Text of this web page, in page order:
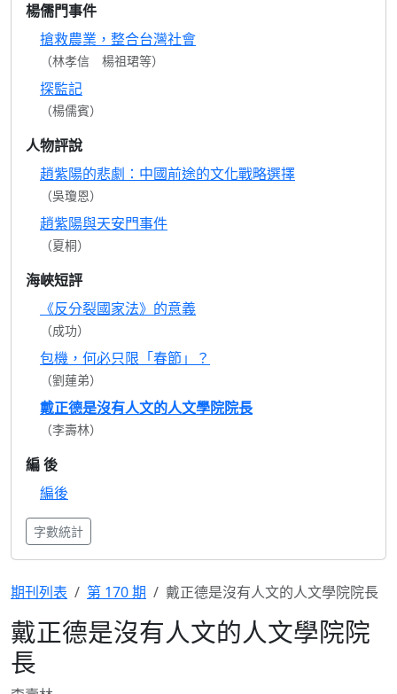
楊儒門事件
搶救農業，整合台灣社會
（林孝信 楊祖珺等）
探監記
（楊儒賓）
人物評說
趙紫陽的悲劇：中國前途的文化戰略選擇
（吳瓊恩）
趙紫陽與天安門事件
（夏桐）
海峽短評
《反分裂國家法》的意義
（成功）
包機，何必只限「春節」？
（劉蓮弟）
戴正德是沒有人文的人文學院院長
（李壽林）
編 後
編後
字數統計
期刊列表 第 170 期 戴正德是沒有人文的人文學院院長
戴正德是沒有人文的人文學院院
長